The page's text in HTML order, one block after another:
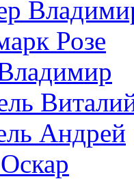
Розe
Андрей